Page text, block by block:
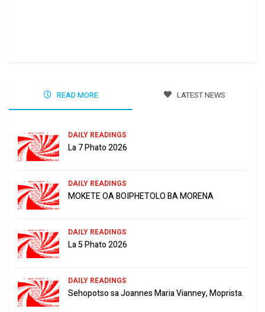
READ MORE LATEST NEWS
DAILY READINGS
La 7 Phato 2026
DAILY READINGS
MOKETE OA BOIPHETOLO BA MORENA
DAILY READINGS
La 5 Phato 2026
DAILY READINGS
Sehopotso sa Joannes Maria Vianney, Moprista.